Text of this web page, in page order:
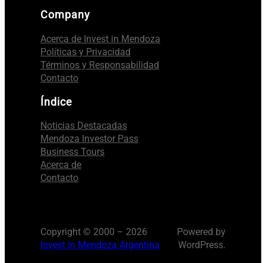
Company
Acerca de Invest in Mendoza
Políticas y Privacidad
Términos y Responsabilidad
Contacto
Índice
Noticias Destacadas
Mendoza Investor Pass
Business Tours
Acerca de
Contacto
Copyright © 2000 – 2026
Invest in Mendoza Argentina
Powered by
WordPress.